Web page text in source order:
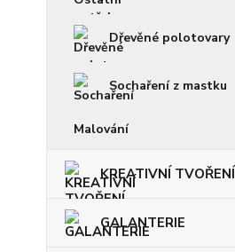
Dřevěné polotovary
Sochaření z mastku
Malování
KREATIVNÍ TVOŘENÍ
GALANTERIE